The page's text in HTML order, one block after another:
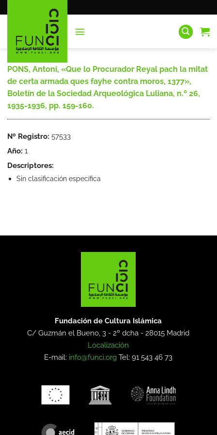
al
PONS, Antoni, «Que lo Procurador Reyal pach la mitat
de certa armada ques fayhe contra moros, 1377»,
Boletín de la Sociedad Arqueológica Luliana, n.º 26,
1935-1936, pp. 159-160.
Nº Registro: 57533
Año: 1
Descriptores:
Sin clasificación específica
Fundación de Cultura Islámica
C/ Guzmán el Bueno, 3 - 2º dcha -28015 Madrid
Localización
E-mail: info@funci.org Tel: 91 543 46 73